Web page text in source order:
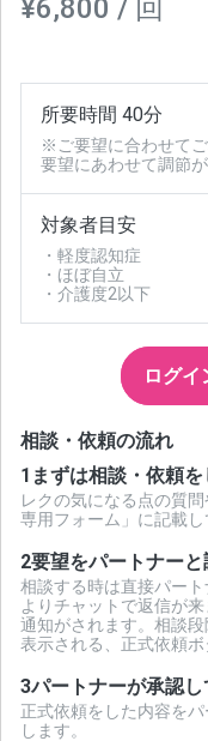
¥6,800 / 回
所要時間 40分
※ご要望に合わせて
要望にあわせて調節が
対象者目安
・軽度認知症
・ほぼ自立
・介護度2以下
ログ
相談・依頼の流れ
1 まずは相談・依頼を
レクの気になる点の質
専用フォーム」に記載し
2要望をパートナー
相談する時は直接パー
よりチャットで返信が
通知がされます。相談
表示される、正式依頼ボ
3パートナーが承認
正式依頼をした内容を
します。